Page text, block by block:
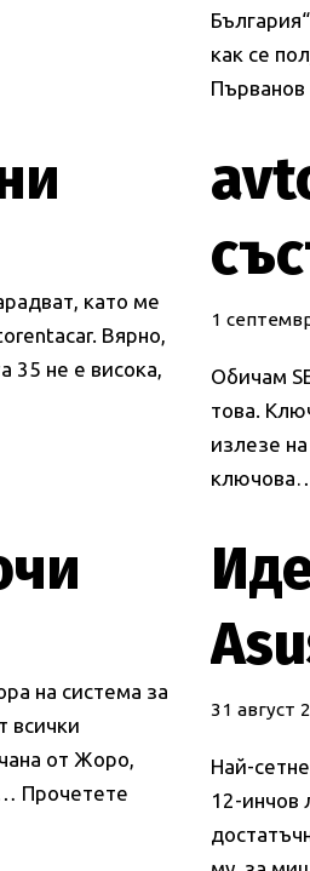
как се
Първанов
като ме
Вярно,
35 не е висока,
1
Обичам
това.
излезе
на система за
всички
от Жоро,
Прочетете
31 август
Най-
12-инчов